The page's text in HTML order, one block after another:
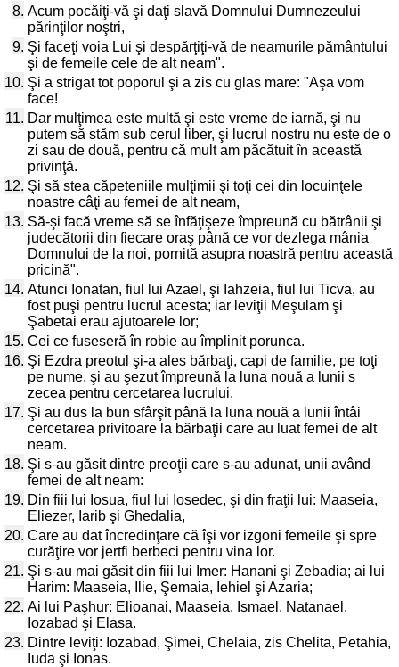
8. Acum pocăiţi-vă şi daţi slavă Domnului Dumnezeului
părinţilor noştri,
9. Şi faceţi voia Lui şi despărţiţi-vă de neamurile pământului
şi de femeile cele de alt neam".
10. Şi a strigat tot poporul şi a zis cu glas mare: "Aşa vom
face!
11. Dar mulţimea este multă şi este vreme de iarnă, şi nu
putem să stăm sub cerul liber, şi lucrul nostru nu este de o
zi sau de două, pentru că mult am păcătuit în această
privinţă.
12. Şi să stea căpeteniile mulţimii şi toţi cei din locuinţele
noastre câţi au femei de alt neam,
13. Să-şi facă vreme să se înfăţişeze împreună cu bătrânii şi
judecătorii din fiecare oraş până ce vor dezlega mânia
Domnului de la noi, pornită asupra noastră pentru această
pricină".
14. Atunci Ionatan, fiul lui Azael, şi Iahzeia, fiul lui Ticva, au
fost puşi pentru lucrul acesta; iar leviţii Meşulam şi
Şabetai erau ajutoarele lor;
15. Cei ce fuseseră în robie au împlinit porunca.
16. Şi Ezdra preotul şi-a ales bărbaţi, capi de familie, pe toţi
pe nume, şi au şezut împreună la luna nouă a lunii s
zecea pentru cercetarea lucrului.
17. Şi au dus la bun sfârşit până la luna nouă a lunii întâi
cercetarea privitoare la bărbaţii care au luat femei de alt
neam.
18. Şi s-au găsit dintre preoţii care s-au adunat, unii având
femei de alt neam:
19. Din fiii lui Iosua, fiul lui Iosedec, şi din fraţii lui: Maaseia,
Eliezer, Iarib şi Ghedalia,
20. Care au dat încredinţare că îşi vor izgoni femeile şi spre
curăţire vor jertfi berbeci pentru vina lor.
21. Şi s-au mai găsit din fiii lui Imer: Hanani şi Zebadia; ai lui
Harim: Maaseia, Ilie, Şemaia, Iehiel şi Azaria;
22. Ai lui Paşhur: Elioanai, Maaseia, Ismael, Natanael,
Iozabad şi Elasa.
23. Dintre leviţi: Iozabad, Şimei, Chelaia, zis Chelita, Petahia,
Iuda şi Ionas.